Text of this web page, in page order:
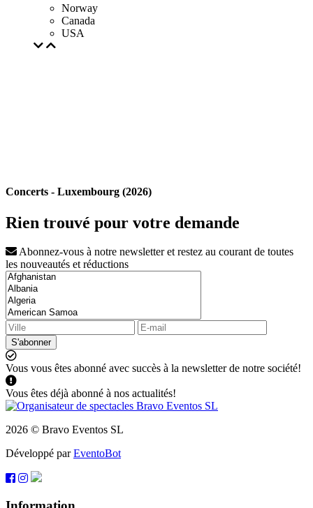
Norway
Canada
USA
Concerts - Luxembourg (2026)
Rien trouvé pour votre demande
Abonnez-vous à notre newsletter et restez au courant de toutes
les nouveautés et réductions
S'abonner
Vous vous êtes abonné avec succès à la newsletter de notre société!
Vous êtes déjà abonné à nos actualités!
2026 © Bravo Eventos SL
Développé parEventoBot